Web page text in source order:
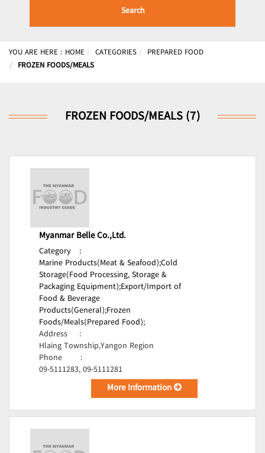
Search
YOU ARE HERE : HOME CATEGORIES
PREPARED FOOD
FROZEN FOODS/MEALS
FROZEN FOODS/MEALS (7)
Myanmar Belle Co.,Ltd.
Category
:
Marine Products(Meat & Seafood);Cold
Storage(Food Processing, Storage &
Packaging Equipment);Export/Import of
Food & Beverage
Products(General);Frozen
Foods/Meals(Prepared Food);
Address
:
Hlaing Township,Yangon Region
Phone
:
09-5111283, 09-5111281
More Information